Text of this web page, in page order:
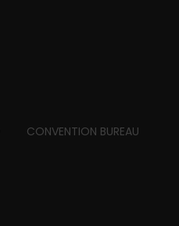
CONVENTION BUREAU